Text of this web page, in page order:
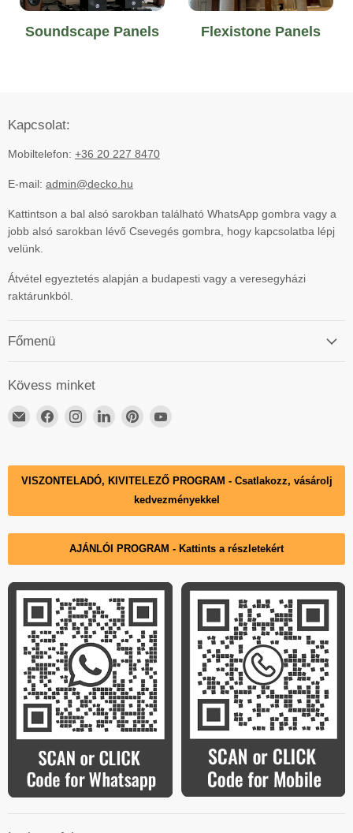
Soundscape Panels Flexistone Panels
Kapcsolat:
Mobiltelefon: +36 20 227 8470
E-mail: admin@decko.hu
Kattintson a bal alsó sarokban található WhatsApp gombra vagy a
jobb alsó sarokban lévő Csevegés gombra, hogy kapcsolatba lépj
velünk.
Átvétel egyeztetés alapján a budapesti vagy a veresegyházi
raktárunkból.
Főmenü
Kövess minket
Email
ElérhetőségünkFacebook
ElérhetőségünkInstagram
ElérhetőségünkLinkedIn
ElérhetőségünkPinterest
VISZONTELADÓ, KIVITELEZŐ PROGRAM - Csatlakozz, vásárolj
kedvezményekkel
AJÁNLÓI PROGRAM - Kattints a részletekért